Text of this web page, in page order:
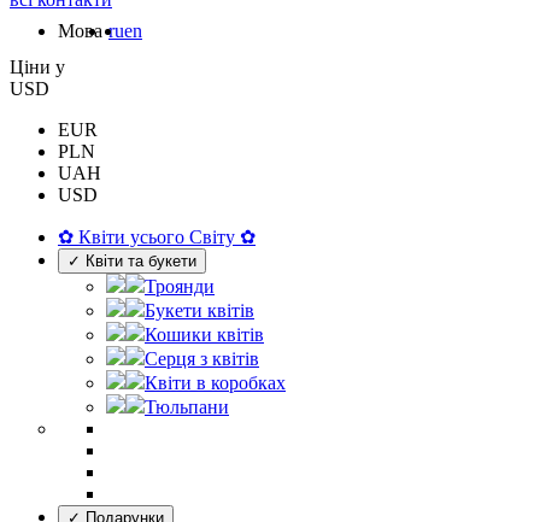
Мова ruen
Цiни у
USD
EUR
PLN
UAH
USD
✿ Квіти усього Світу ✿
✓ Квіти та букети
Троянди
Букети квітів
Кошики квітів
Серця з квітів
Квіти в коробках
Тюльпани
✓ Подарунки